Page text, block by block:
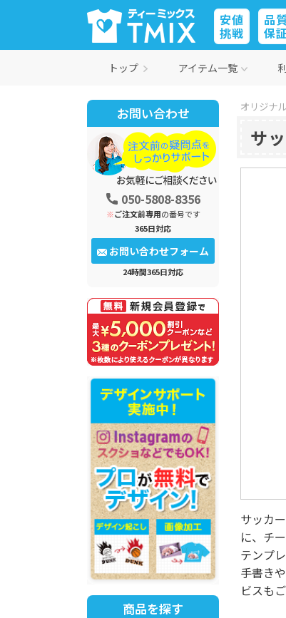
安値
挑戦
品
保証
トップ アイテム一覧
オリジナ
サ
サッカ
に、チ
テンプ
手書き
ビスも
お問い合わせ
050-5808-8356
※ご注文前専用の番号です
365日対応
お問い合わせフォーム
24時間365日対応
商品を探す